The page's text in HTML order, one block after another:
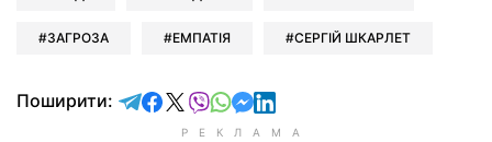
ЗАГРОЗА ЕМПАТІЯ СЕРГІЙ ШКАРЛЕТ
Поширити: відправити у Telegram
поділитись у Facebook
поділитись у X
відправити у Viber
відправити у Whatsapp
відправити у Messenger
відправити у LinkedIn